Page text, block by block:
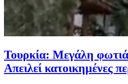
Τουρκία: Μεγάλη
Απειλεί κατοικημένες